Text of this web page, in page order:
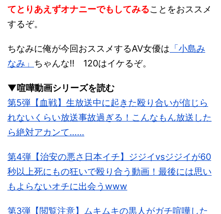
てとりあえずオナニーでもしてみることをおススメ
するぞ。
ちなみに俺が今回おススメするAV女優は 「小島み
なみ」 ちゃんな!! 120はイケるぞ。
▼喧嘩動画シリーズを読む
第5弾【血戦】生放送中に起きた殴り合いが信じら
れないくらい放送事故過ぎる！こんなもん放送した
ら絶対アカンて……
第4弾【治安の悪さ日本イチ】ジジイvsジジイが60
秒以上死にもの狂いで殴り合う動画！最後には思い
もよらないオチに出会うwww
第3弾【閲覧注意】ムキムキの黒人がガチ喧嘩した